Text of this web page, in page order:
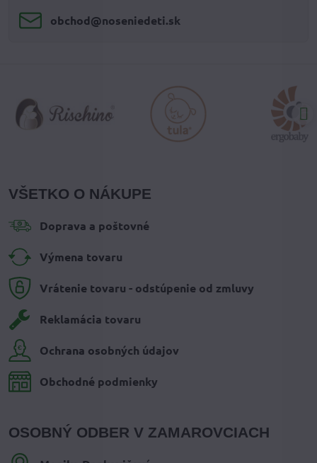
obchod​@noseniedeti​.sk
VŠETKO O NÁKUPE
Doprava a poštovné
Výmena tovaru
Vrátenie tovaru - odstúpenie od zmluvy
Reklamácia tovaru
Ochrana osobných údajov
Obchodné podmienky
OSOBNÝ ODBER V ZAMAROVCIACH